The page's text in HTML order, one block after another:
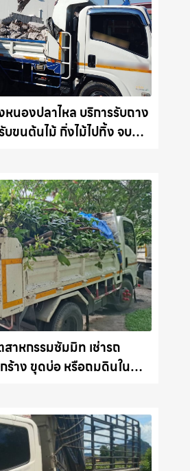
นองปลาไหล บริการรับถาง
ขนต้นไม้ กิ่งไม้ไปทิ้ง จบ
าหกรรมซัมมิท เช่ารถ
ร้าง ขุดบ่อ หรือถมดินใน